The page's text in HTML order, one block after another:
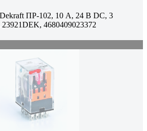
ПР-102, 10 А, 24 В DC, 3
4680409023372